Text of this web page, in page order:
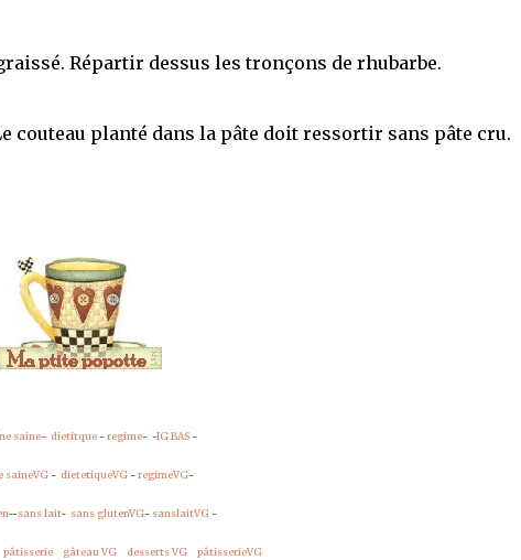
Répartir dessus les tronçons de rhubarbe.
couteau planté dans la pâte doit ressortir sans pâte cru.
saine- dietitque-regime- -IG BAS-
saineVG- dietetiqueVG-regimeVG-
--sans lait- sans glutenVG- sanslaitVG-
pâtisserie gâteau VG desserts VG pâtisserieVG